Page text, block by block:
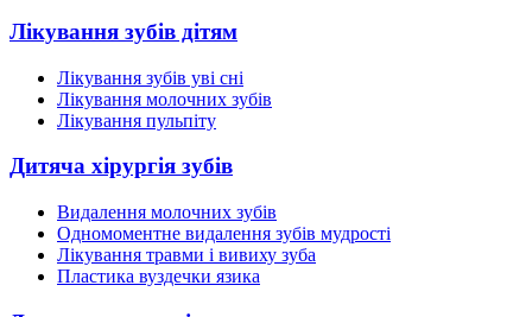
Лікування зубів дітям
Лікування зубів уві сні
Лікування молочних зубів
Лікування пульпіту
Дитяча хірургія зубів
Видалення молочних зубів
Одномоментне видалення зубів мудрості
Лікування травми і вивиху зуба
Пластика вуздечки язика